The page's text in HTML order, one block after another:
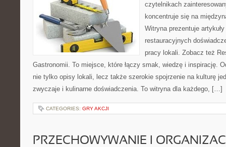
czytelnikach
koncentruje się na
Witryna prezentuje
restauracyjnych
pracy lokali. Zobacz też
Gastronomii. To miejsce, które łączy smak, wiedzę i inspirację.
nie tylko opisy lokali, lecz także szerokie spojrzenie na kulturę
zwyczaje i kulinarne doświadczenia. To witryna dla każdego, […]
CATEGORIES: GRY AKCJI
PRZECHOWYWANIE I